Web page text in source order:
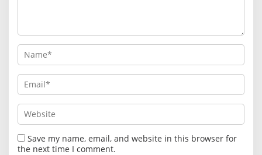
Save my name, email, and website in this browser for
the next time I comment.